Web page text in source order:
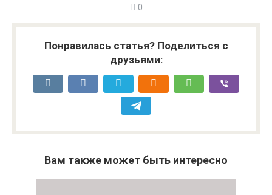
0
Понравилась статья? Поделиться с
друзьями:
Вам также может быть интересно